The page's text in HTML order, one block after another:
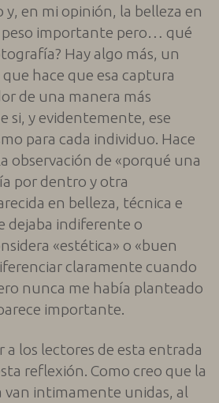
y, en mi opinión, la belleza en
peso importante pero… qué
Hay algo más, un
hace que esa captura
de una manera más
si, y evidentemente, ese
para cada individuo. Hace
observación de «porqué una
por dentro y otra
en belleza, técnica e
dejaba indiferente o
«estética» o «buen
claramente cuando
nunca me había planteado
importante.
los lectores de esta entrada
reflexión. Como creo que la
van intimamente unidas, al